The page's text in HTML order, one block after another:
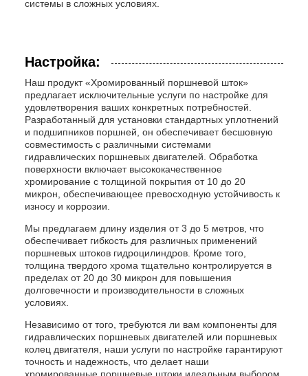
системы в сложных условиях.
Настройка:
Наш продукт «Хромированный поршневой шток»
предлагает исключительные услуги по настройке для
удовлетворения ваших конкретных потребностей.
Разработанный для установки стандартных уплотнений
и подшипников поршней, он обеспечивает бесшовную
совместимость с различными системами
гидравлических поршневых двигателей. Обработка
поверхности включает высококачественное
хромирование с толщиной покрытия от 10 до 20
микрон, обеспечивающее превосходную устойчивость к
износу и коррозии.
Мы предлагаем длину изделия от 3 до 5 метров, что
обеспечивает гибкость для различных применений
поршневых штоков гидроцилиндров. Кроме того,
толщина твердого хрома тщательно контролируется в
пределах от 20 до 30 микрон для повышения
долговечности и производительности в сложных
условиях.
Независимо от того, требуются ли вам компоненты для
гидравлических поршневых двигателей или поршневых
колец двигателя, наши услуги по настройке гарантируют
точность и надежность, что делает наши